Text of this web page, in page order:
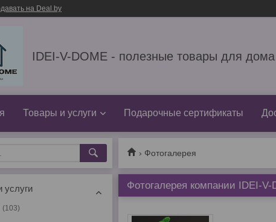
на Deal.by
IDEI-V-DOME - полезные товары для
Товары и услуги Подарочные сертификаты
Фотогалерея
Фотогалерея компании IDEI-
услуги
103